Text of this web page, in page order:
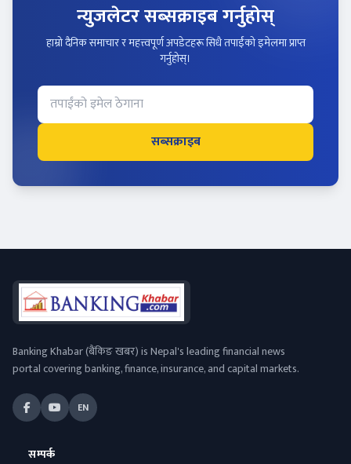
न्युजलेटर सब्सक्राइब गर्नुहोस्
हाम्रो दैनिक समाचार र महत्त्वपूर्ण अपडेटहरू सिधै तपाईंको इमेलमा प्राप्त
गर्नुहोस्।
सब्सक्राइब
Banking Khabar (बैंकिङ खबर) is Nepal's leading financial news
portal covering banking, finance, insurance, and capital markets.
EN
सम्पर्क